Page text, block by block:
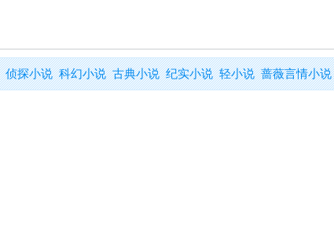
侦探小说 科幻小说 古典小说 纪实小说 轻小说 蔷薇言情小说